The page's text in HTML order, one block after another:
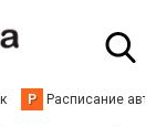
Р Расписание